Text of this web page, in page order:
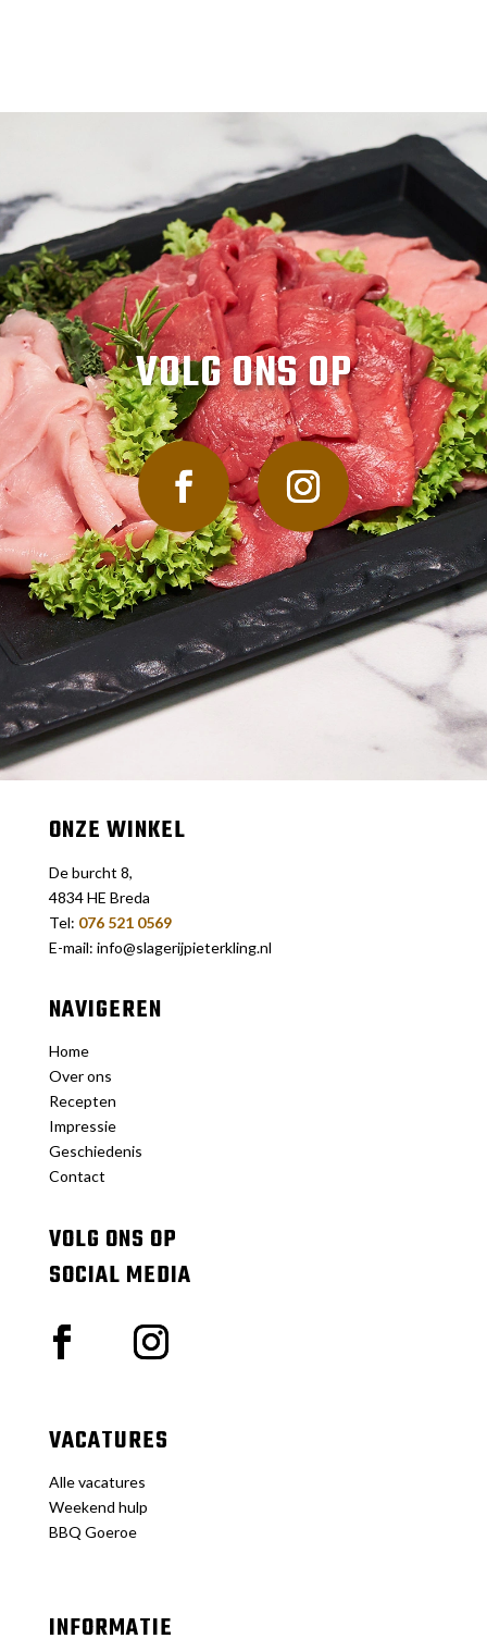
VOLG ONS OP
ONZE WINKEL
De burcht 8,
4834 HE Breda
Tel: 076 521 0569
E-mail: info@slagerijpieterkling.nl
NAVIGEREN
Home
Over ons
Recepten
Impressie
Geschiedenis
Contact
VOLG ONS OP
SOCIAL MEDIA
VACATURES
Alle vacatures
Weekend hulp
BBQ Goeroe
INFORMATIE